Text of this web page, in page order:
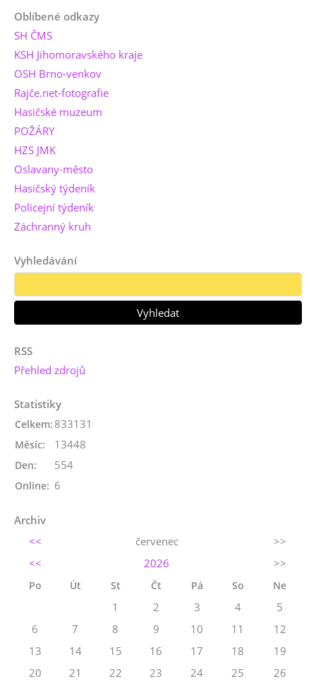
Oblíbené odkazy
SH ČMS
KSH Jihomoravského kraje
OSH Brno-venkov
Rajče.net-fotografie
Hasičské muzeum
POŽÁRY
HZS JMK
Oslavany-město
Hasičský týdeník
Policejní týdeník
Záchranný kruh
Vyhledávání
RSS
Přehled zdrojů
Statistiky
Online: 6
Celkem: 833131
Měsíc: 13448
Den: 554
Archiv
<<
červenec
>>
<<
2026 >>
Po Út St Čt Pá So Ne
1 2 3 4
5
6
7 8 9 10 11
12
13
14 15 16 17 18
19
20
21 22 23 24 25 26